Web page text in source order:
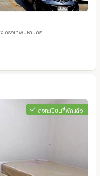
กรุงเทพมหานคร
ลงทะเบียนที่พักแล้ว